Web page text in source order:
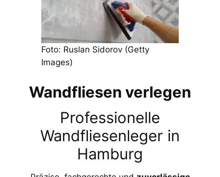
Foto: Ruslan Sidorov (Getty
Images)
Wandfliesen verlegen
Professionelle
Wandfliesenleger in
Hamburg